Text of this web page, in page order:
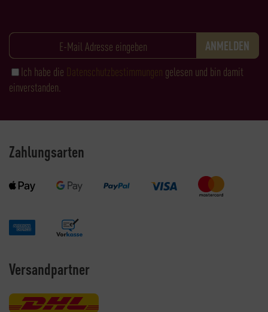
Ich habe die Datenschutzbestimmungen gelesen und bin damit
einverstanden.
Zahlungsarten
Versandpartner